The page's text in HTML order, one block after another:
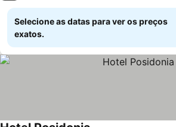
Selecione as datas para ver os preços
exatos.